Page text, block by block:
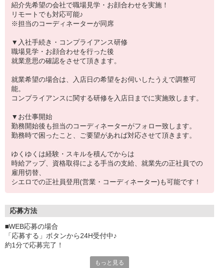
紹介先希望の会社で職場見学・お顔合わせを実施！
リモートでも対応可能♪
※担当のコーディネーターが同席
▼入社手続き・コンプライアンス研修
職場見学・お顔合わせを行った後
就業意思の確認をさせて頂きます。
就業希望の場合は、入店日の希望をお伺いしたうえで調整可
能。
コンプライアンスに関する研修を入店日までに実施致します。
▼お仕事開始
勤務開始後も担当のコーディネーターがフォロー致します。
勤務時で困ったこと、ご要望があれば対応させて頂きます。
ゆくゆくは経験・スキルを積んでからは
時給アップ、資格取得による手当の支給、就業先の正社員での
雇用切替、
シエロでの正社員登用(営業・コーディネーター)も可能です！
応募方法
■WEB応募の場合
「応募する」ボタンから24H受付中♪
約1分で応募完了！
もっと見る